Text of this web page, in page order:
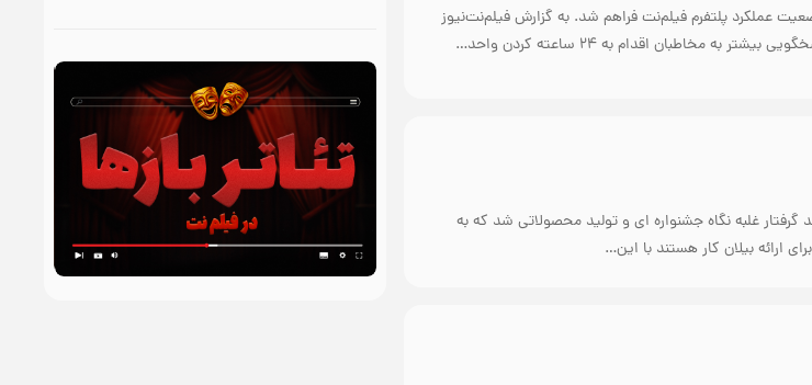
از وضعیت عملکرد پلتفرم فیلم‌نت فراهم شد. به گزارش فیلم‌نت‌نیوز
مخاطبان اقدام به ۲۴ ساعته کردن واحد…
گرفتار غلبه نگاه جشنواره ای و تولید محصولاتی شد که به
ارائه بیلان کار هستند با این…